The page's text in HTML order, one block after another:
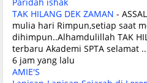
TAK HILANG DEK ZAMAN -
mulia hari Rimpun,setiap saat
dihimpun..Alhamdulillah TAK
terbaru Akademi SPTA selamat
6 jam yang lalu
AMIE'S